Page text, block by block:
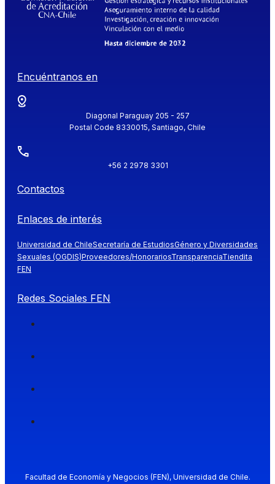
Encuéntranos en
Diagonal Paraguay 205 - 257
Postal Code 8330015, Santiago, Chile
+56 2 2978 3301
Contactos
Enlaces de interés
Universidad de ChileSecretaría de EstudiosGénero y Diversidades
Sexuales (OGDIS)Proveedores/HonorariosTransparenciaTiendita
FEN
Redes Sociales FEN
Facultad de Economía y Negocios (FEN), Universidad de Chile.